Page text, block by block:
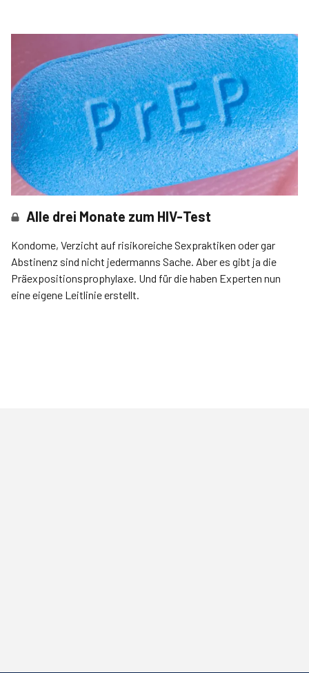
Alle drei Monate zum HIV-Test
Kondome, Verzicht auf risikoreiche Sexpraktiken oder gar
Abstinenz sind nicht jedermanns Sache. Aber es gibt ja die
Präexpositionsprophylaxe. Und für die haben Experten nun
eine eigene Leitlinie erstellt.